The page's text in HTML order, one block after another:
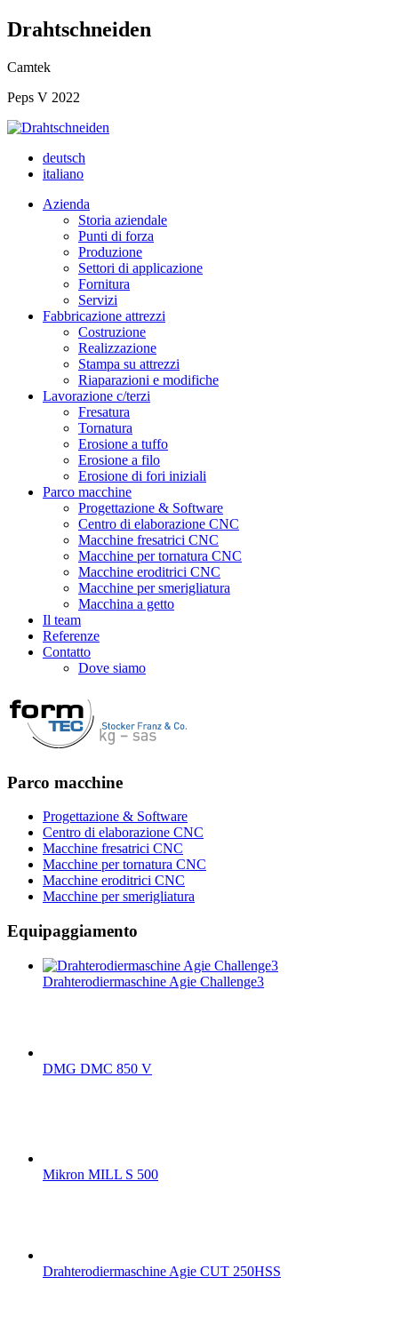
Drahtschneiden
Camtek
Peps V 2022
deutsch
italiano
Azienda
Storia aziendale
Punti di forza
Produzione
Settori di applicazione
Fornitura
Servizi
Fabbricazione attrezzi
Costruzione
Realizzazione
Stampa su attrezzi
Riaparazioni e modifiche
Lavorazione c/terzi
Fresatura
Tornatura
Erosione a tuffo
Erosione a filo
Erosione di fori iniziali
Parco macchine
Progettazione & Software
Centro di elaborazione CNC
Macchine fresatrici CNC
Macchine per tornatura CNC
Macchine eroditrici CNC
Macchine per smerigliatura
Macchina a getto
Il team
Referenze
Contatto
Dove siamo
Parco macchine
Progettazione & Software
Centro di elaborazione CNC
Macchine fresatrici CNC
Macchine per tornatura CNC
Macchine eroditrici CNC
Macchine per smerigliatura
Equipaggiamento
Drahterodiermaschine Agie Challenge3
DMG DMC 850 V
Mikron MILL S 500
Drahterodiermaschine Agie CUT 250HSS